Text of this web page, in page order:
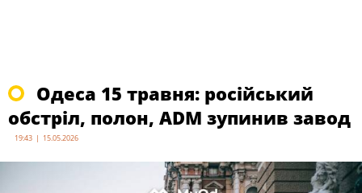
Одеса 15 травня: російський
обстріл, полон, ADM зупинив завод
19:43 | 15.05.2026